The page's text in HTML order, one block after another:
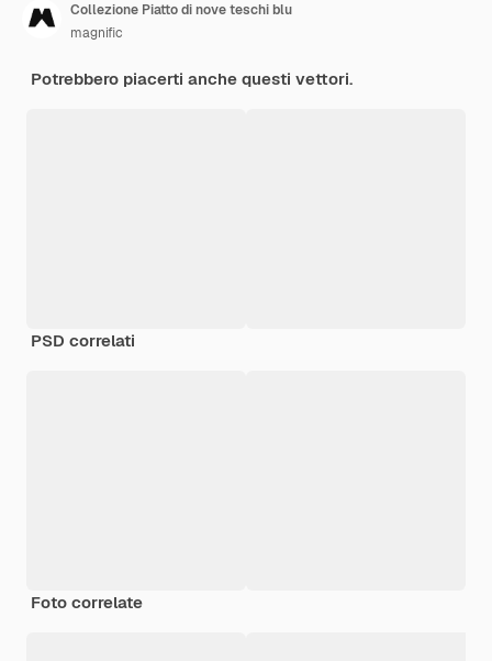
Collezione Piatto di nove teschi blu
magnific
Potrebbero piacerti anche questi vettori.
PSD correlati
Foto correlate